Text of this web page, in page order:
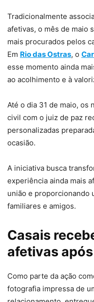
Tradicionalmente
afetivas, o mês de maio
mais procurados pelos
Em Rio das Ostras, o
esse momento ainda
ao acolhimento e à
Até o dia 31 de maio, os
civil com o juiz de paz
personalizadas
ocasião.
A iniciativa busca
experiência ainda mais
união e proporcionando
familiares e amigos.
Casais
afetivas
Como parte da ação
fotografia impressa de